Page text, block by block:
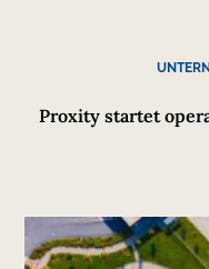
Proxity startet